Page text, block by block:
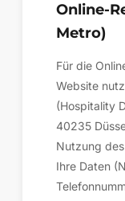
Online-
Metro)
Für die
Website
(Hospitality
40235
Nutzung
Ihre Daten